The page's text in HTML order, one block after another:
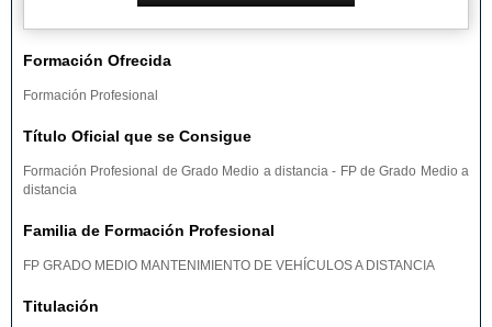
Formación Ofrecida
Formación Profesional
Título Oficial que se Consigue
Formación Profesional de Grado Medio a distancia - FP de Grado Medio a
distancia
Familia de Formación Profesional
FP GRADO MEDIO MANTENIMIENTO DE VEHÍCULOS A DISTANCIA
Titulación